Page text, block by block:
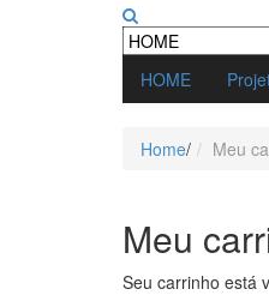
HOME
Home/ Meu
Meu
Seu carrinho está